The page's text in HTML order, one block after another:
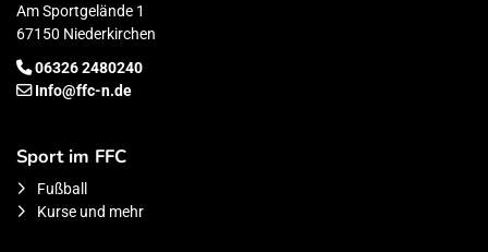
Am Sportgelände 1
67150 Niederkirchen
06326 2480240
Info@ffc-n.de
Sport im FFC
Fußball
Kurse und mehr